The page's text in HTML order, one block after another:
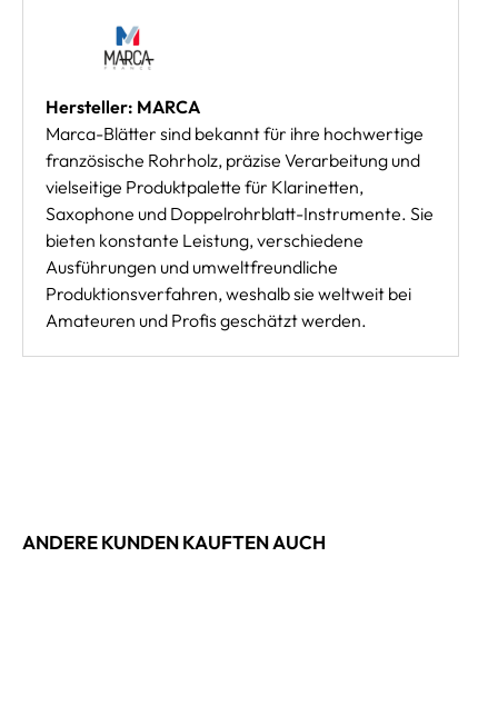
Hersteller: MARCA
Marca-Blätter sind bekannt für ihre hochwertige
französische Rohrholz, präzise Verarbeitung und
vielseitige Produktpalette für Klarinetten,
Saxophone und Doppelrohrblatt-Instrumente. Sie
bieten konstante Leistung, verschiedene
Ausführungen und umweltfreundliche
Produktionsverfahren, weshalb sie weltweit bei
Amateuren und Profis geschätzt werden.
ANDERE KUNDEN KAUFTEN AUCH